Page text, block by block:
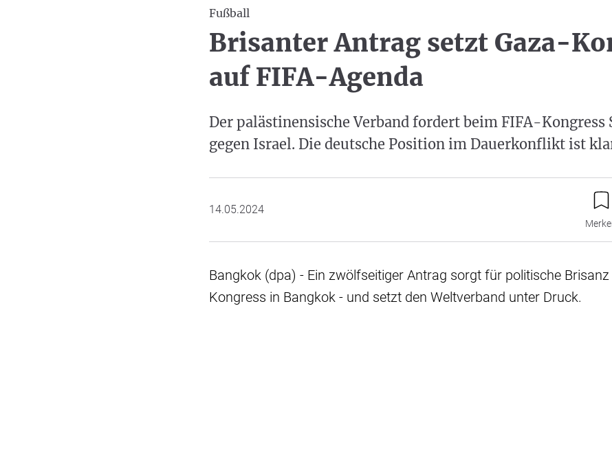
Fußball
Brisanter Antrag setzt Gaza-
auf FIFA-Agenda
Der palästinensische Verband fordert beim FIFA-Kongress
gegen Israel. Die deutsche Position im Dauerkonflikt ist
14.05.2024
Bangkok (dpa) - Ein zwölfseitiger Antrag sorgt für politische Brisanz
Kongress in Bangkok - und setzt den Weltverband unter Druck.